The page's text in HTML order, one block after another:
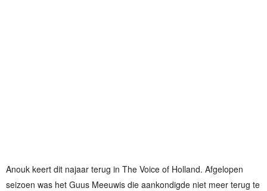
Anouk keert dit najaar terug in The Voice of Holland. Afgelopen
seizoen was het Guus Meeuwis die aankondigde niet meer terug te